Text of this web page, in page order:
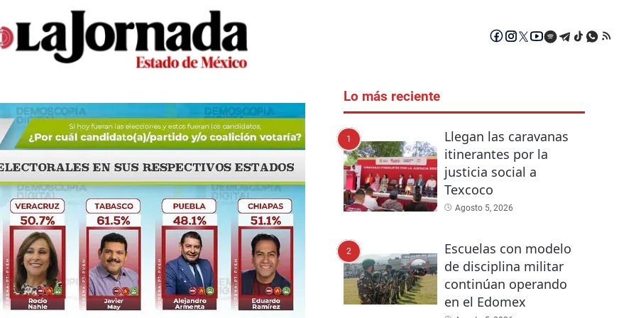
Lo más reciente
1
Llegan las caravanas
itinerantes por la
justicia social a
Texcoco
Agosto 5, 2026
2
Escuelas con modelo
de disciplina militar
continúan operando
en el Edomex